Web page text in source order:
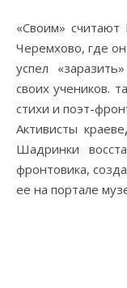
«Своим»
Черемхово, где
успел
своих учеников.
стихи и поэт-
Активисты
Шадринки
фронтовика,
ее на портале